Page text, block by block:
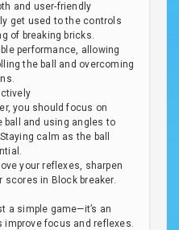
and user-friendly
get used to the controls
of breaking bricks.
performance, allowing
the ball and overcoming
you should focus on
and using angles to
calm as the ball
your reflexes, sharpen
scores in Block breaker.
a simple game—it’s an
improve focus and reflexes.